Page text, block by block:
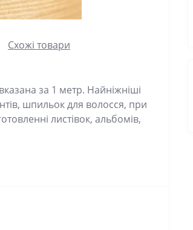
Схожі товари
за 1 метр. Найніжніші
шпильок для волосся, при
листівок, альбомів,